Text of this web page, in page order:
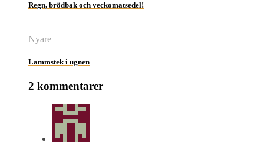
Regn, brödbak och veckomatsedel!
Nyare
Lammstek i ugnen
2 kommentarer